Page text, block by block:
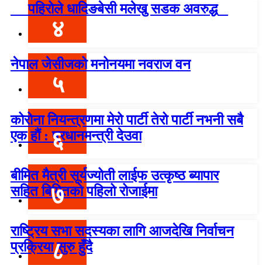
पहिरोले धादिङबेसी मलेखु सडक अवरुद्ध
४
नेपाल जेसीजको मनोनयमा नवराज वन
५
कोरोना नियन्त्रणमा मेरो पार्टी तेरो पार्टी नभनी सबै
एक हौं : प्रधानमन्त्री देउवा
६
बीमित मैत्री सूर्यज्योती लाईफ उत्कृष्ठ ब्यापार
सहित बिमितको पहिलो रोजाईमा
७
राष्ट्रिय सभा सदस्यका लागि आजदेखि निर्वाचन
प्रक्रिया सुरु हुँदै
८